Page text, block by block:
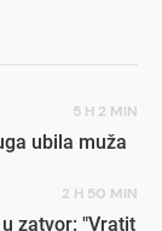
5 H 2 MIN
ubila muža
2 H 50 MIN
zatvor: "Vratit